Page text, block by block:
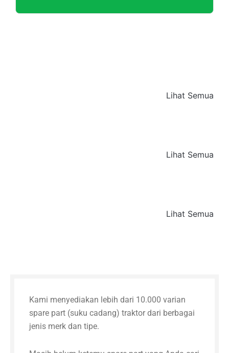
Lihat Semua
Lihat Semua
Lihat Semua
Kami menyediakan lebih dari 10.000 varian
spare part (suku cadang) traktor dari berbagai
jenis merk dan tipe.